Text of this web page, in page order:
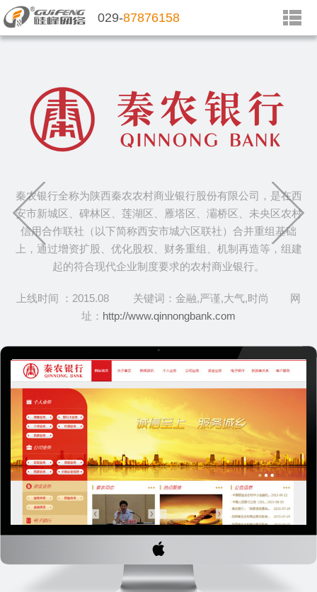
029-87876158
秦农银行全称为陕西秦农农村商业银行股份有限公司，是在西
安市新城区、碑林区、莲湖区、雁塔区、灞桥区、未央区农村
信用合作联社（以下简称西安市城六区联社）合并重组基础
上，通过增资扩股、优化股权、财务重组、机制再造等，组建
起的符合现代企业制度要求的农村商业银行。
上线时间 ：2015.08 关键词：金融,严谨,大气,时尚 网
址： http://www.qinnongbank.com